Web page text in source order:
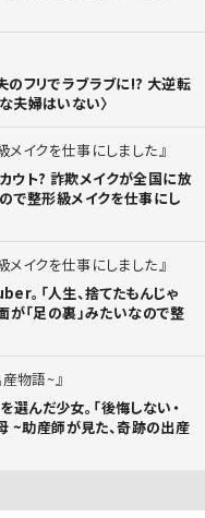
のフリでラブラブに!? 大逆転
夫婦はいない〉
メイクを仕事にしました
ウト? 詐欺メイクが全国に放
で整形級メイクを仕事にし
メイクを仕事にしました
。「人生、捨てたもんじゃ
が「足の裏」みたいなので整
物語~
選んだ少女。「後悔しない・
~助産師が見た、奇跡の出産